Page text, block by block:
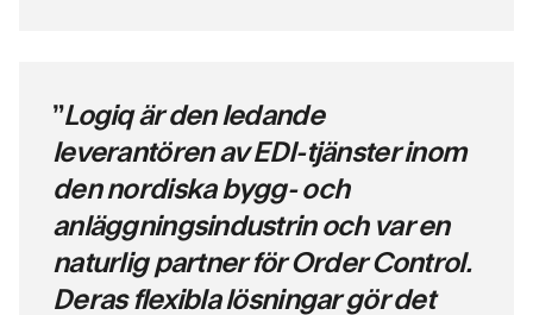
”Logiq är den ledande
leverantören av EDI-tjänster inom
den nordiska bygg- och
anläggningsindustrin och var en
naturlig partner för Order Control.
Deras flexibla lösningar gör det